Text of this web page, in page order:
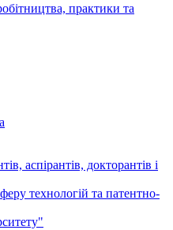
практики та
аспірантів, докторантів і
технологій та патентно-